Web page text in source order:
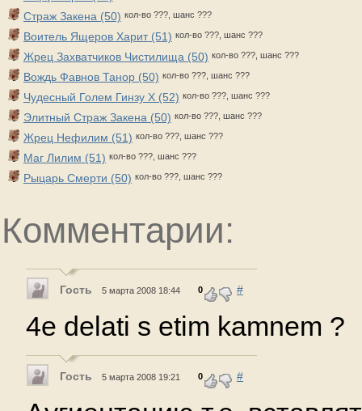
Страж Закена (50) кол-во ???, шанс ???
Воитель Ящеров Харит (51) кол-во ???, шанс ???
Жрец Захватчиков Чистилища (50) кол-во ???, шанс ???
Вождь Фавнов Танор (50) кол-во ???, шанс ???
Чудесный Голем Гинзу Х (52) кол-во ???, шанс ???
Элитный Страж Закена (50) кол-во ???, шанс ???
Жрец Нефилим (51) кол-во ???, шанс ???
Маг Лилим (51) кол-во ???, шанс ???
Рыцарь Смерти (50) кол-во ???, шанс ???
Комментарии:
Гость 5 марта 2008 18:44 0 #
4e delati s etim kamnem ?
Гость 5 марта 2008 19:21 0 #